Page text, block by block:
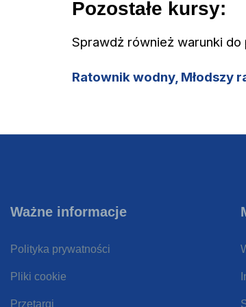
Pozostałe kursy:
Sprawdż również warunki
Ratownik wodny, Młodszy
Ważne informacje
Polityka prywatności
Pliki cookie
Przetargi